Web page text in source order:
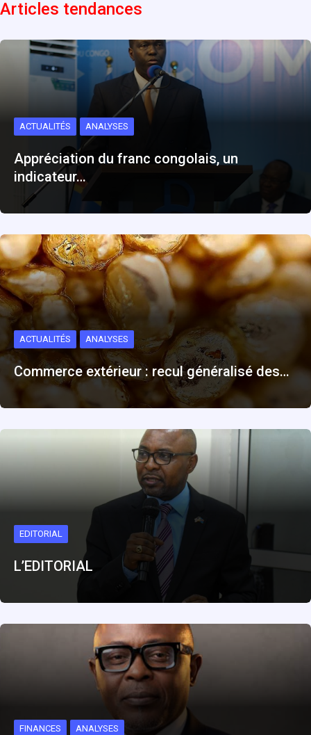
Articles tendances
ACTUALITÉS ANALYSES
Appréciation du franc congolais, un
indicateur…
ACTUALITÉS ANALYSES
Commerce extérieur : recul généralisé des…
EDITORIAL
L’EDITORIAL
FINANCES ANALYSES